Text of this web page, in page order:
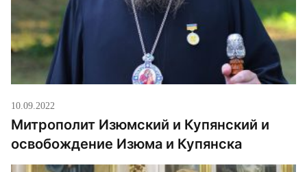
10.09.2022
Митрополит Изюмский и Купянский и
освобождение Изюма и Купянска